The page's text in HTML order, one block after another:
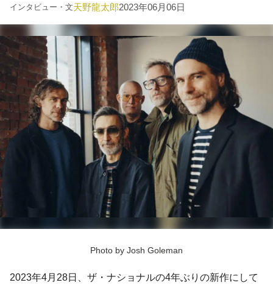
インタビュー・文天野龍太郎2023年06月06日
Photo by Josh Goleman
2023年4月28日、ザ・ナショナルの4年ぶりの新作にして